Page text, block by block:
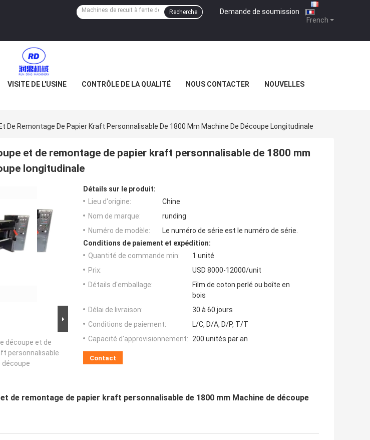
French
Demande de soumission |
Recherche
VISITE DE L'USINE CONTRÔLE DE LA QUALITÉ NOUS CONTACTER NOUVELLES
De Remontage De Papier Kraft Personnalisable De 1800 Mm Machine De Découpe Longitudinale
et de remontage de papier kraft personnalisable de 1800 mm
longitudinale
découpe et de
personnalisable
découpe
Détails sur le produit:
Lieu d'origine:
Chine
Nom de marque:
runding
Numéro de modèle:
Le numéro de série est le numéro de série.
Conditions de paiement et expédition:
Quantité de commande min:
1 unité
Prix:
USD 8000-12000/unit
Détails d'emballage:
Film de coton perlé ou boîte en
bois
Délai de livraison:
30 à 60 jours
Conditions de paiement:
L/C, D/A, D/P, T/T
Capacité d'approvisionnement: 200 unités par an
Contact
de remontage de papier kraft personnalisable de 1800 mm Machine de découpe